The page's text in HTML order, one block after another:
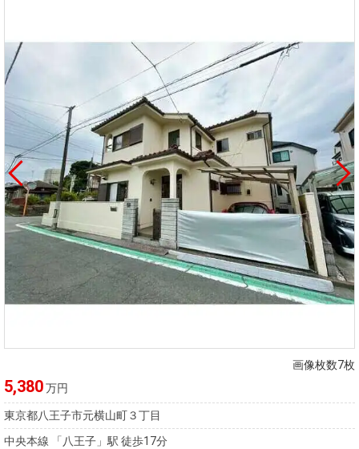
画像枚数7枚
5,380万円
東京都八王子市元横山町３丁目
中央本線 「八王子」駅 徒歩17分